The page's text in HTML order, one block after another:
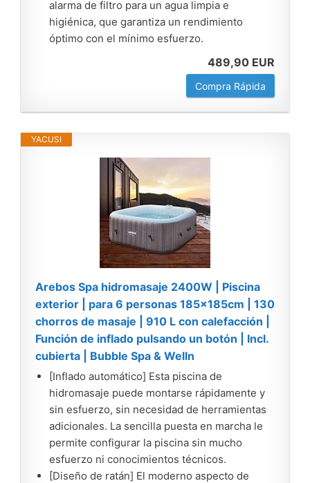
alarma de filtro para un agua limpia e
higiénica, que garantiza un rendimiento
óptimo con el mínimo esfuerzo.
489,90 EUR
Compra Rápida
YACUSI
Arebos Spa hidromasaje 2400W | Piscina
exterior | para 6 personas 185x185cm | 130
chorros de masaje | 910 L con calefacción |
Función de inflado pulsando un botón | Incl.
cubierta | Bubble Spa & Welln
[Inflado automático] Esta piscina de
hidromasaje puede montarse rápidamente y
sin esfuerzo, sin necesidad de herramientas
adicionales. La sencilla puesta en marcha le
permite configurar la piscina sin mucho
esfuerzo ni conocimientos técnicos.
[Diseño de ratán] El moderno aspecto de